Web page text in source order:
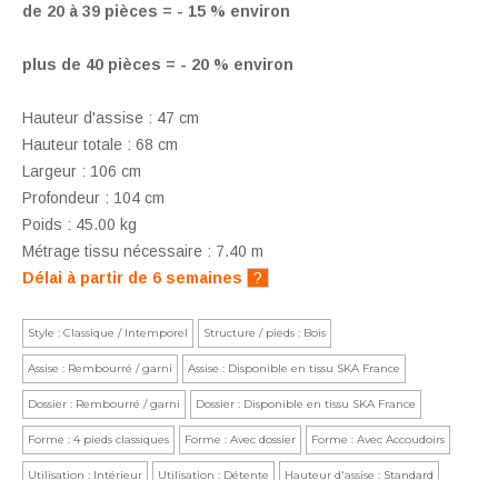
de 20 à 39 pièces = - 15 % environ
plus de 40 pièces = - 20 % environ
Hauteur d'assise : 47 cm
Hauteur totale : 68 cm
Largeur : 106 cm
Profondeur : 104 cm
Poids : 45.00 kg
Métrage tissu nécessaire : 7.40 m
Délai à partir de 6 semaines
?
Style : Classique / Intemporel Structure / pieds : Bois
Assise : Rembourré / garni Assise : Disponible en tissu SKA France
Dossier : Rembourré / garni Dossier : Disponible en tissu SKA France
Forme : 4 pieds classiques Forme : Avec dossier Forme : Avec Accoudoirs
Utilisation : Intérieur Utilisation : Détente Hauteur d'assise : Standard